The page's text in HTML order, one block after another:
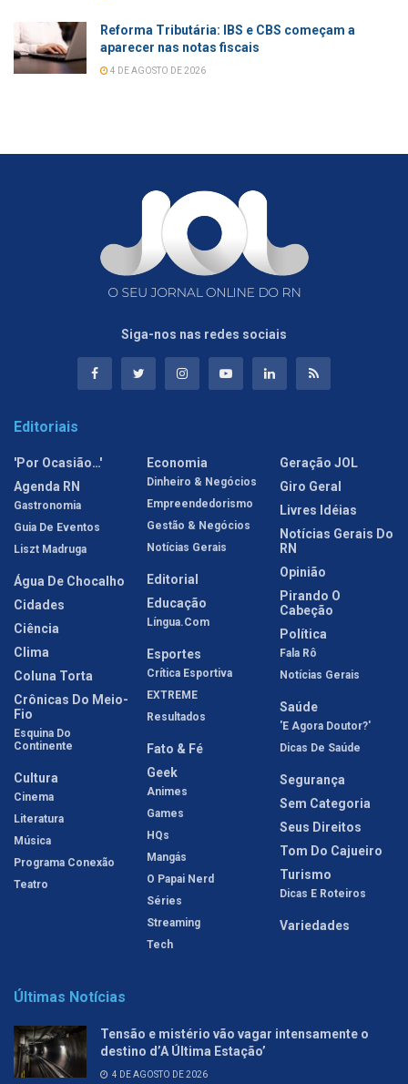
Reforma Tributária: IBS e CBS começam a
aparecer nas notas fiscais
4 DE AGOSTO DE 2026
Siga-nos nas redes sociais
Editoriais
'Por Ocasião…'
Agenda RN
Gastronomia
Guia De Eventos
Liszt Madruga
Água De Chocalho
Cidades
Ciência
Clima
Coluna Torta
Crônicas Do Meio-
Fio
Esquina Do
Continente
Cultura
Cinema
Literatura
Música
Programa Conexão
Teatro
Economia
Dinheiro & Negócios
Empreendedorismo
Gestão & Negócios
Notícias Gerais
Editorial
Educação
Língua.com
Esportes
Crítica Esportiva
EXTREME
Resultados
Fato & Fé
Geek
Animes
Games
HQs
Mangás
O Papai Nerd
Séries
Streaming
Tech
Geração JOL
Giro Geral
Livres Idéias
Notícias Gerais Do
RN
Opinião
Pirando O
Cabeção
Política
Fala Rô
Notícias Gerais
Saúde
'E Agora Doutor?'
Dicas De Saúde
Segurança
Sem Categoria
Seus Direitos
Tom Do Cajueiro
Turismo
Dicas E Roteiros
Variedades
Últimas Notícias
Tensão e mistério vão vagar intensamente o
destino d’A Última Estação’
4 DE AGOSTO DE 2026